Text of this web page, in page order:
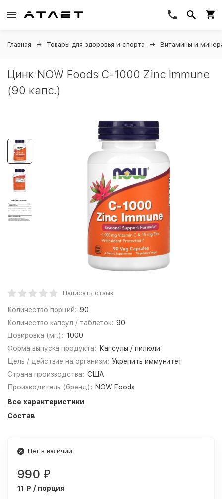
Главная Товары для здоровья и спорта Витамины и
Цинк NOW Foods C-1000 Zinc Immune
(90 капс.)
Написать отзыв
Количество порций: 90
Количество капсул / таблеток: 90
Дозировка (мг.): 1000
Форма выпуска продукта:
Капсулы / пилюли
Цель / действие на организм: Укрепить иммунитет
Страна производства: США
Производитель (бренд): NOW Foods
Все характеристики
Состав
Нет в наличии
990 ₽
11 ₽ / порция